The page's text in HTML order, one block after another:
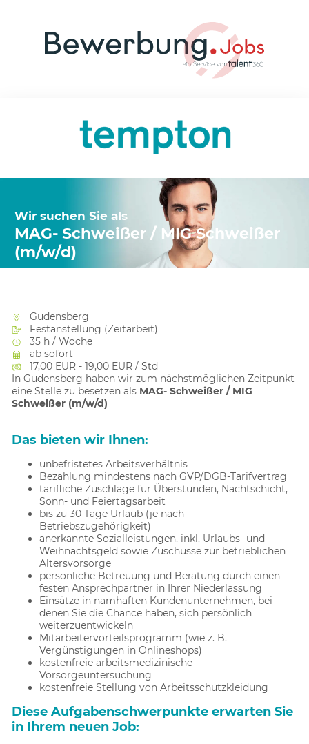
Wir suchen Sie als
MAG- Schweißer / MIG Schweißer
(m/w/d)
Gudensberg
Festanstellung (Zeitarbeit)
35 h / Woche
ab sofort
17,00 EUR - 19,00 EUR / Std
In Gudensberg haben wir zum nächstmöglichen Zeitpunkt
eine Stelle zu besetzen als MAG- Schweißer / MIG
Schweißer (m/w/d)
Das bieten wir Ihnen:
unbefristetes Arbeitsverhältnis
Bezahlung mindestens nach GVP/DGB-Tarifvertrag
tarifliche Zuschläge für Überstunden, Nachtschicht,
Sonn- und Feiertagsarbeit
bis zu 30 Tage Urlaub (je nach
Betriebszugehörigkeit)
anerkannte Sozialleistungen, inkl. Urlaubs- und
Weihnachtsgeld sowie Zuschüsse zur betrieblichen
Altersvorsorge
persönliche Betreuung und Beratung durch einen
festen Ansprechpartner in Ihrer Niederlassung
Einsätze in namhaften Kundenunternehmen, bei
denen Sie die Chance haben, sich persönlich
weiterzuentwickeln
Mitarbeitervorteilsprogramm (wie z. B.
Vergünstigungen in Onlineshops)
kostenfreie arbeitsmedizinische
Vorsorgeuntersuchung
kostenfreie Stellung von Arbeitsschutzkleidung
Diese Aufgabenschwerpunkte erwarten Sie
in Ihrem neuen Job: